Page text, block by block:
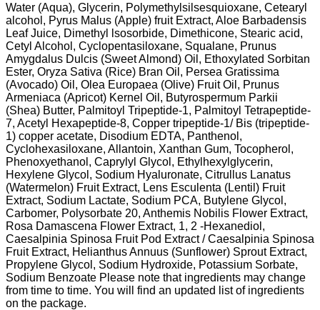
Water (Aqua), Glycerin, Polymethylsilsesquioxane, Cetearyl
alcohol, Pyrus Malus (Apple) fruit Extract, Aloe Barbadensis
Leaf Juice, Dimethyl lsosorbide, Dimethicone, Stearic acid,
Cetyl Alcohol, Cyclopentasiloxane, Squalane, Prunus
Amygdalus Dulcis (Sweet Almond) Oil, Ethoxylated Sorbitan
Ester, Oryza Sativa (Rice) Bran Oil, Persea Gratissima
(Avocado) Oil, Olea Europaea (Olive) Fruit Oil, Prunus
Armeniaca (Apricot) Kernel Oil, Butyrospermum Parkii
(Shea) Butter, Palmitoyl Tripeptide-1, Palmitoyl Tetrapeptide-
7, Acetyl Hexapeptide-8, Copper tripeptide-1/ Bis (tripeptide-
1) copper acetate, Disodium EDTA, Panthenol,
Cyclohexasiloxane, Allantoin, Xanthan Gum, Tocopherol,
Phenoxyethanol, Caprylyl Glycol, Ethylhexylglycerin,
Hexylene Glycol, Sodium Hyaluronate, Citrullus Lanatus
(Watermelon) Fruit Extract, Lens Esculenta (Lentil) Fruit
Extract, Sodium Lactate, Sodium PCA, Butylene Glycol,
Carbomer, Polysorbate 20, Anthemis Nobilis Flower Extract,
Rosa Damascena Flower Extract, 1, 2 -Hexanediol,
Caesalpinia Spinosa Fruit Pod Extract / Caesalpinia Spinosa
Fruit Extract, Helianthus Annuus (Sunflower) Sprout Extract,
Propylene Glycol, Sodium Hydroxide, Potassium Sorbate,
Sodium Benzoate Please note that ingredients may change
from time to time. You will find an updated list of ingredients
on the package.